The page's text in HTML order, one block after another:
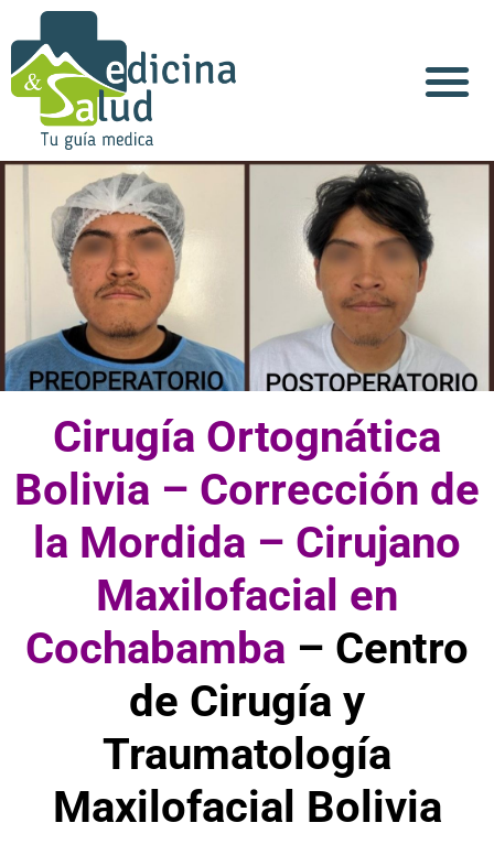
Cirugía Ortognática
Bolivia – Corrección de
la Mordida – Cirujano
Maxilofacial en
Cochabamba – Centro
de Cirugía y
Traumatología
Maxilofacial Bolivia